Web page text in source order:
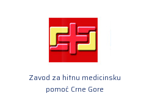
Zavod za hitnu medicinsku
pomoć Crne Gore